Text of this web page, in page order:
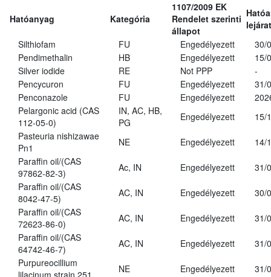
Hatóanyag Kategória
1107/2009 EK
Rendelet szerinti
állapot
Silthiofam
FU Engedélyezett
30/
Pendimethalin
HB Engedélyezett
15/
Silver iodide
RE Not PPP
-
Pencycuron
FU Engedélyezett
31/
Penconazole
FU Engedélyezett
Pelargonic acid (CAS
112-05-0)
IN, AC, HB,
PG
Engedélyezett
15/
Pasteuria nishizawae
Pn1
NE Engedélyezett
14/
Paraffin oil/(CAS
97862-82-3)
Ac, IN Engedélyezett
31/
Paraffin oil/(CAS
8042-47-5)
AC, IN Engedélyezett
30/
Paraffin oil/(CAS
72623-86-0)
AC, IN Engedélyezett
31/
Paraffin oil/(CAS
64742-46-7)
AC, IN Engedélyezett
31/
Purpureocillium
NE Engedélyezett
31/